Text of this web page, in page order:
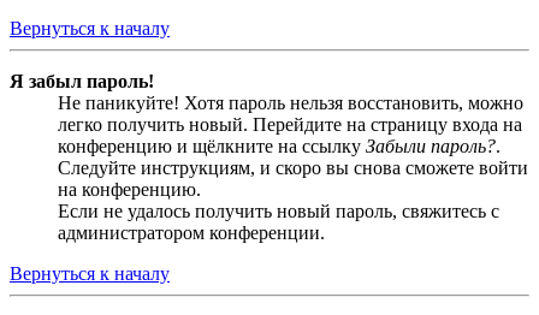
Вернуться к началу
Я забыл пароль!
Не паникуйте! Хотя пароль нельзя восстановить, можно
легко получить новый. Перейдите на страницу входа на
конференцию и щёлкните на ссылку Забыли пароль?.
Следуйте инструкциям, и скоро вы снова сможете войти
на конференцию.
Если не удалось получить новый пароль, свяжитесь с
администратором конференции.
Вернуться к началу